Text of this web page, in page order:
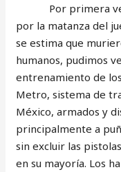
Por primera vez
por la matanza del
se estima que
humanos, pudimos
entrenamiento de
Metro, sistema de
México, armados y
principalmente a
sin excluir las
en su mayoría. Los